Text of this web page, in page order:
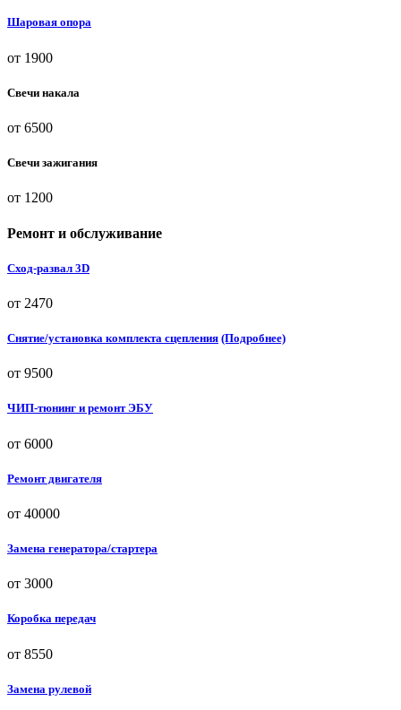
Шаровая опора
от 1900
Свечи накала
от 6500
Свечи зажигания
от 1200
Ремонт и обслуживание
Сход-развал 3D
от 2470
Снятие/установка комплекта сцепления (Подробнее)
от 9500
ЧИП-тюнинг и ремонт ЭБУ
от 6000
Ремонт двигателя
от 40000
Замена генератора/стартера
от 3000
Коробка передач
от 8550
Замена рулевой